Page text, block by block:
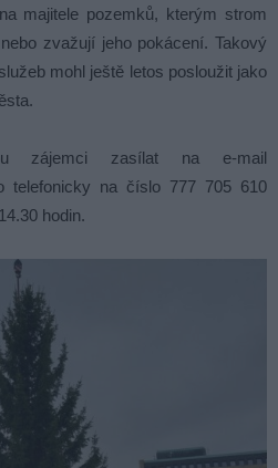
majitele pozemků, kterým strom
zvažují jeho pokácení. Takový
mohl ještě letos posloužit jako
zájemci zasílat na e-mail
telefonicky na číslo 777 705 610
hodin.